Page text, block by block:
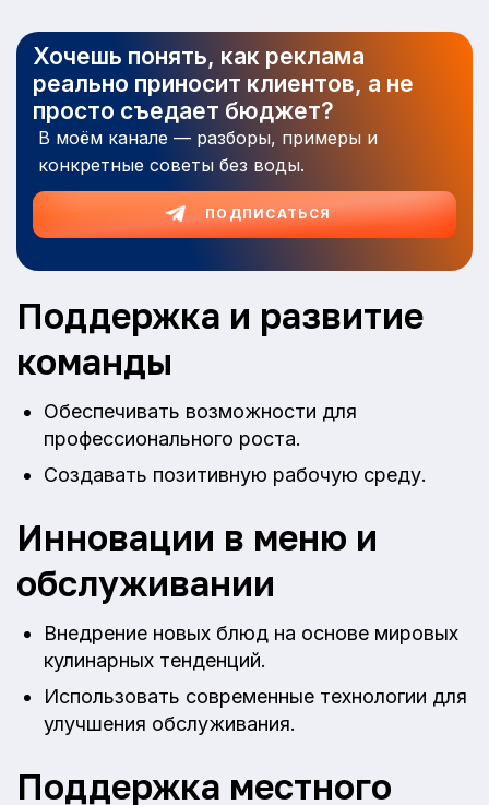
Хочешь понять, как реклама
реально приносит клиентов, а не
просто съедает бюджет?
В моём канале — разборы, примеры и
конкретные советы без воды.
ПОДПИСАТЬСЯ
Поддержка и развитие
команды
Обеспечивать возможности для
профессионального роста.
Создавать позитивную рабочую среду.
Инновации в меню и
обслуживании
Внедрение новых блюд на основе мировых
кулинарных тенденций.
Использовать современные технологии для
улучшения обслуживания.
Поддержка местного